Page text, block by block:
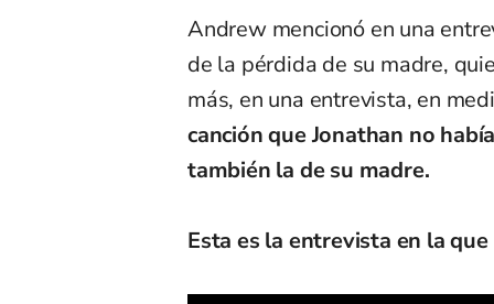
Andrew mencionó en una
de la pérdida de su madre,
más, en una entrevista, en
canción que Jonathan no
también la de su madre.
Esta es la entrevista en la